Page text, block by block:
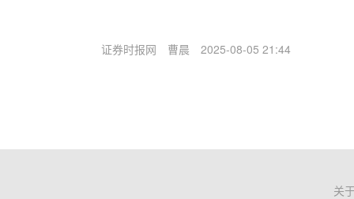
证券时报网 曹晨 2025-08-05 21:44
关